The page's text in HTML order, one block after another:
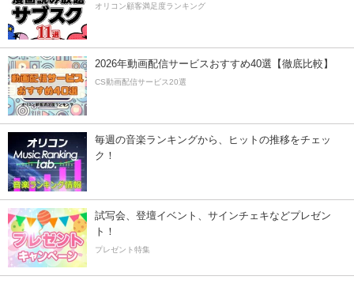
オリコン顧客満足度ランキング
2026年動画配信サービスおすすめ40選【徹底比較】
CS動画配信サービス20選
毎週の音楽ランキングから、ヒットの推移をチェッ
ク！
試写会、登壇イベント、サインチェキなどプレゼン
ト！
プレゼント特集